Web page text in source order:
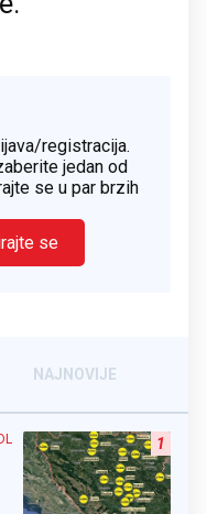
registracija.
jedan od
se u par brzih
se
NAJNOVIJE
1